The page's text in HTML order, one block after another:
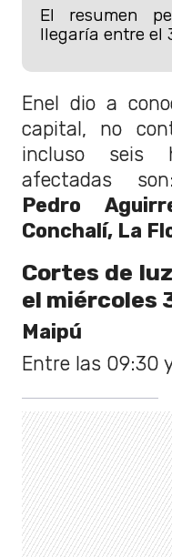
El resumen
llegaría entre el
Enel dio a
capital, no
incluso seis
afectadas
Pedro
Conchalí, La
Cortes de
el miércoles
Maipú
Entre las 09:30